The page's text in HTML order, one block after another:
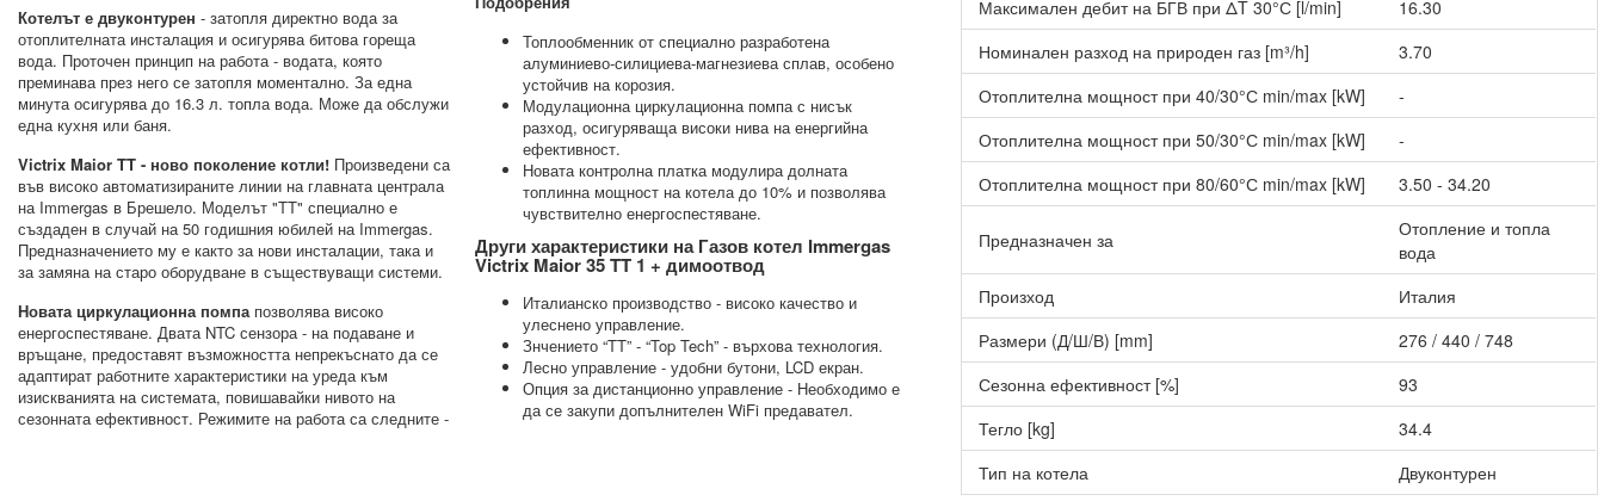
Котелът е двуконтурен - затопля директно вода за
отоплителната инсталация и осигурява битова гореща
вода. Проточен принцип на работа - водата, която
преминава през него се затопля моментално. За една
минута осигурява до 16.3 л. топла вода. Може да обслужи
една кухня или баня.
Victrix Maior TT - ново поколение котли! Произведени са
във високо автоматизираните линии на главната централа
на Immergas в Брешело. Моделът "TT" специално е
създаден в случай на 50 годишния юбилей на Immergas.
Предназначението му е както за нови инсталации, така и
за замяна на старо оборудване в съществуващи системи.
Новата циркулационна помпа позволява високо
енергоспестяване. Двата NTC сензора - на подаване и
връщане, предоставят възможността непрекъснато да се
адаптират работните характеристики на уреда към
изискванията на системата, повишавайки нивото на
сезонната ефективност. Режимите на работа са следните -
Топлообменник от специално разработена
алуминиево-силициева-магнезиева сплав, особено
устойчив на корозия.
Модулационна циркулационна помпа с нисък
разход, осигуряваща високи нива на енергийна
ефективност.
Новата контролна платка модулира долната
топлинна мощност на котела до 10% и позволява
чувствително енергоспестяване.
Други характеристики на Газов котел Immergas
Victrix Maior 35 TT 1 + димоотвод
Италианско производство - високо качество и
улеснено управление.
Знчението “TT” - “Top Tech” - върхова технология.
Лесно управление - удобни бутони, LCD екран.
Опция за дистанционно управление - Необходимо е
да се закупи допълнителен WiFi предавател.
Максимален дебит на БГВ при ΔT 30°С [l/min]
16.30
Номинален разход на природен газ [m³/h]
3.70
Отоплителна мощност при 40/30°С min/max [kW]
-
Отоплителна мощност при 50/30°С min/max [kW]
-
Отоплителна мощност при 80/60°С min/max [kW]
3.50 - 34.20
Предназначен за
Отопление и топла
вода
Произход
Италия
Размери (Д/Ш/В) [mm]
276 / 440 / 748
Сезонна ефективност [%]
93
Тегло [kg]
34.4
Тип на котела
Двуконтурен